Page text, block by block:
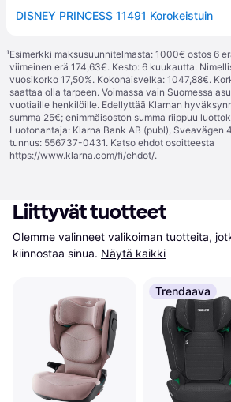
DISNEY PRINCESS 11491 Korokeistuin
¹Esimerkki maksusuunnitelmasta: 1000€ ostos 6
viimeinen erä 174,63€. Kesto: 6 kuukautta.
vuosikorko 17,50%. Kokonaisvelka: 1047,88€.
saattaa olla tarpeen. Voimassa vain Suomessa
vuotiaille henkilöille. Edellyttää Klarnan
summa 25€; enimmäisoston summa riippuu
Luotonantaja: Klarna Bank AB (publ), Sveavägen
tunnus: 556737-0431. Katso ehdot osoitteesta
https://www.klarna.com/fi/ehdot/.
Liittyvät tuotteet
Olemme valinneet valikoiman tuotteita,
kiinnostaa sinua. Näytä kaikki
Trendaava